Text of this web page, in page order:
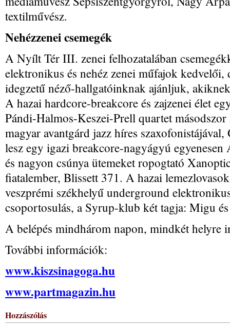
textilművész.
Nehézzenei csemegék
A Nyílt Tér III. zenei felhozatalában
elektronikus és nehéz zenei műfajok kedvelői,
idegzetű néző-hallgatóinknak ajánljuk,
A hazai hardcore-breakcore és zajzenei élet
Pándi-Halmos-Keszei-Prell quartet másodszor
magyar avantgárd jazz híres
lesz egy igazi breakcore-nagyágyú
és nagyon csúnya ütemeket ropogtató
fiatalember, Blissett 371. A hazai
veszprémi székhelyű underground
csoportosulás, a Syrup-klub két tagja: Migu
A belépés mindhárom napon, mindkét helyre
További információk:
www.kiszsinagoga.hu
www.partmagazin.hu
Hozzászólás